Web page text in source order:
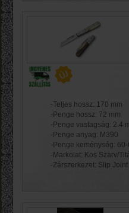
-Teljes hossz: 170 mm
-Penge hossz: 72 mm
-Penge vastagság: 2.4
-Penge anyag: M390
-Penge keménység:
-Markolat: Kos Szarv/
-Zárszerkezet: Slip Joint